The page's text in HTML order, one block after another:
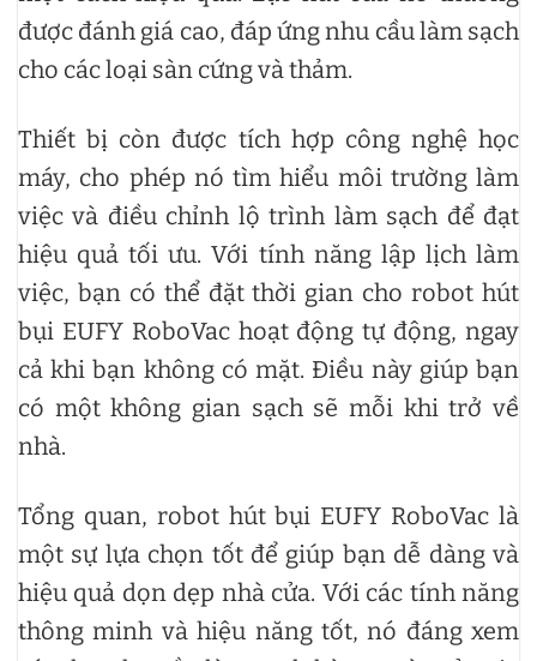
được đánh giá cao, đáp ứng nhu cầu làm sạch
cho các loại sàn cứng và thảm.
Thiết bị còn được tích hợp công nghệ học
máy, cho phép nó tìm hiểu môi trường làm
việc và điều chỉnh lộ trình làm sạch để đạt
hiệu quả tối ưu. Với tính năng lập lịch làm
việc, bạn có thể đặt thời gian cho robot hút
bụi EUFY RoboVac hoạt động tự động, ngay
cả khi bạn không có mặt. Điều này giúp bạn
có một không gian sạch sẽ mỗi khi trở về
nhà.
Tổng quan, robot hút bụi EUFY RoboVac là
một sự lựa chọn tốt để giúp bạn dễ dàng và
hiệu quả dọn dẹp nhà cửa. Với các tính năng
thông minh và hiệu năng tốt, nó đáng xem